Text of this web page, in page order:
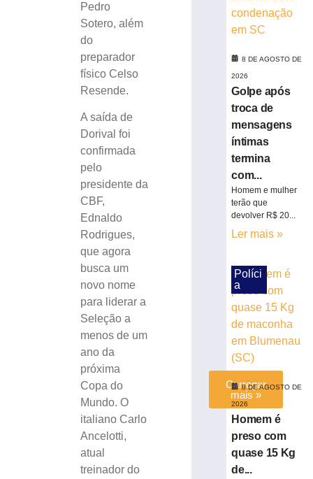
Pedro
Sotero, além
do
preparador
físico Celso
Resende.
A saída de
Dorival foi
confirmada
pelo
presidente da
CBF,
Ednaldo
Rodrigues,
que agora
busca um
novo nome
para liderar a
Seleção a
menos de um
ano da
próxima
Copa do
Mundo. O
italiano Carlo
Ancelotti,
atual
treinador do
mais
Brusque
anuncia
contratação
zagueiro
João
Maistro
para
Série
mais
Carregar
mais »
8 DE AGOSTO DE
2026
Golpe após
troca de
mensagens
íntimas
termina
com...
Homem e mulher
terão que
devolver R$ 20...
Ler mais »
Políci
a
8 DE AGOSTO DE
2026
Homem é
preso com
quase 15 Kg
de...